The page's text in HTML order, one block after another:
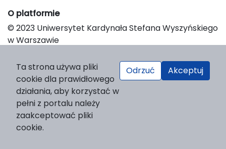
O platformie
© 2023 Uniwersytet Kardynała Stefana Wyszyńskiego
w Warszawie
Platform & Workflow by OJS/PKP
Ta strona używa pliki
cookie dla prawidłowego
działania, aby korzystać w
pełni z portalu należy
zaakceptować pliki
cookie.
Odrzuć Akceptuj